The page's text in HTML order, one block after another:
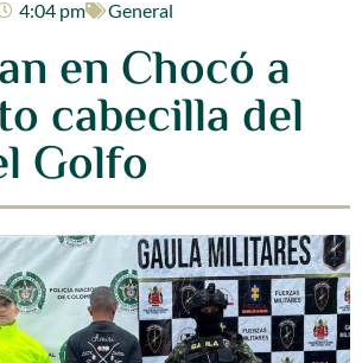
4:04 pm General
en Chocó a
cabecilla del
Golfo